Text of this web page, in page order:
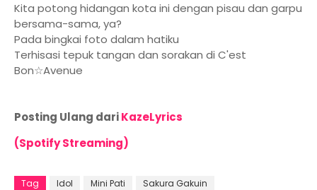
Kita potong hidangan kota ini dengan pisau dan garpu
bersama-sama, ya?
Pada bingkai foto dalam hatiku
Terhisasi tepuk tangan dan sorakan di C'est
Bon☆Avenue
Posting Ulang dariKazeLyrics
(Spotify Streaming)
Tag Idol Mini Pati Sakura Gakuin